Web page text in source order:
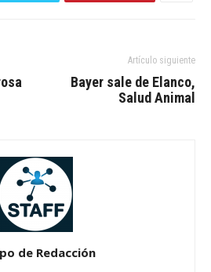
Artículo siguiente
Bayer sale de Elanco,
Salud Animal
de Redacción